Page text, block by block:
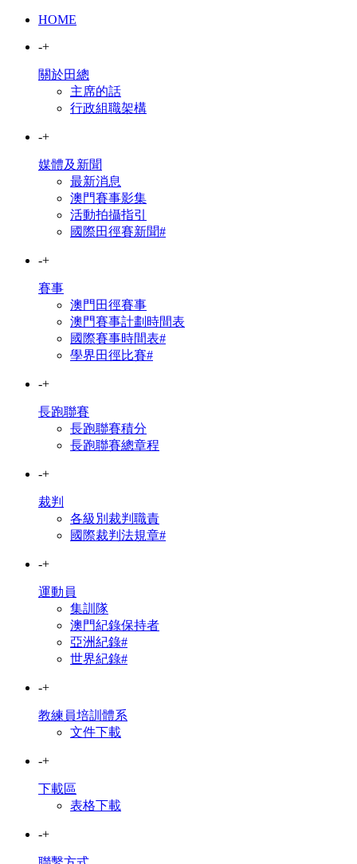
HOME
-+
關於田總
主席的話
行政組職架構
-+
媒體及新聞
最新消息
澳門賽事影集
活動拍攝指引
國際田徑賽新聞#
-+
賽事
澳門田徑賽事
澳門賽事計劃時間表
國際賽事時間表#
學界田徑比賽#
-+
長跑聯賽
長跑聯賽積分
長跑聯賽總章程
-+
裁判
各級別裁判職責
國際裁判法規章#
-+
運動員
集訓隊
澳門紀錄保持者
亞洲紀錄#
世界紀錄#
-+
教練員培訓體系
文件下載
-+
下載區
表格下載
-+